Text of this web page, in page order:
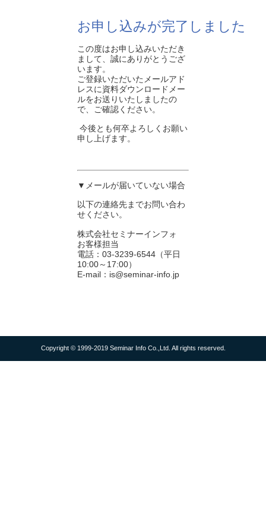
お申し込みが完了しました
この度はお申し込みいただき
まして、誠にありがとうござ
います。
ご登録いただいたメールアド
レスに資料ダウンロードメー
ルをお送りいたしましたの
で、ご確認ください。
今後とも何卒よろしくお願い
申し上げます。
▼メールが届いていない場合
以下の連絡先までお問い合わ
せください。
株式会社セミナーインフォ
お客様担当
電話：03-3239-6544（平日
10:00～17:00）
E-mail：is@seminar-info.jp
Copyright © 1999-2019 Seminar Info Co.,Ltd. All rights reserved.